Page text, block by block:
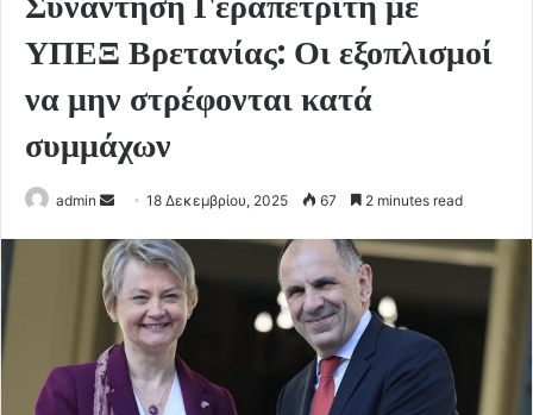
ΥΠΕΞ Βρετανίας: Οι εξοπλισμοί
να μην στρέφονται κατά
συμμάχων
admin
Send
email
18 Δεκεμβρίου, 2025 67 2 minutes read